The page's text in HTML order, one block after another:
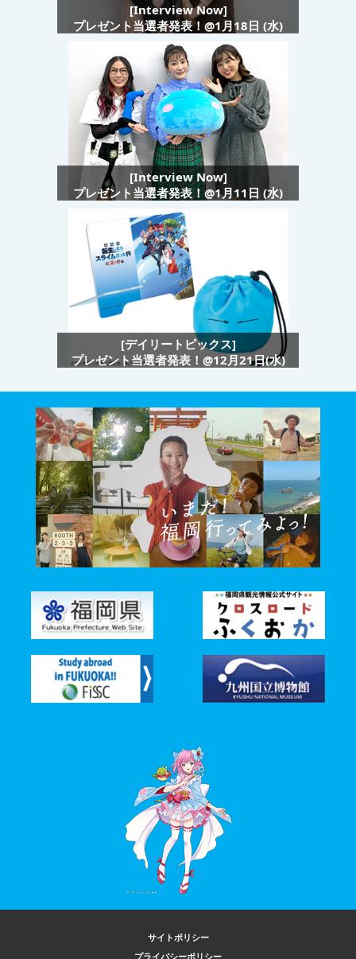
[Interview Now]
プレゼント当選者発表！@1月18日 (水)
[Interview Now]
プレゼント当選者発表！@1月11日 (水)
[デイリートピックス]
プレゼント当選者発表！@12月21日(水)
サイトポリシー
プライバシーポリシー